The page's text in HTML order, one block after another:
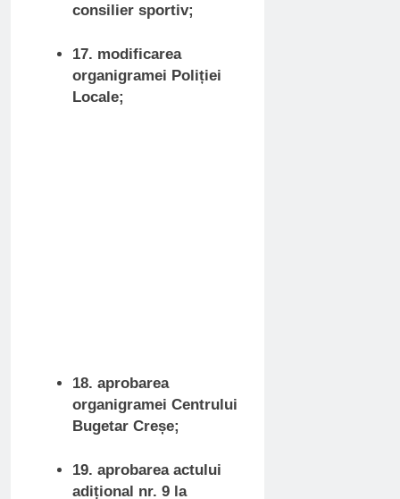
consilier sportiv;
17. modificarea
organigramei Poliției
Locale;
18. aprobarea
organigramei Centrului
Bugetar Creșe;
19. aprobarea actului
adițional nr. 9 la